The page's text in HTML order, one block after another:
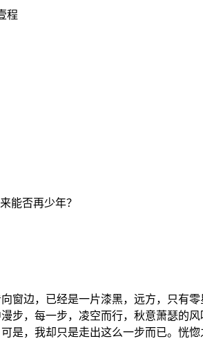
程
能否再少年？
窗边，已经是一片漆黑，远方，只有
步，每一步，凌空而行，秋意萧瑟的
是，我却只是走出这么一步而已。恍惚